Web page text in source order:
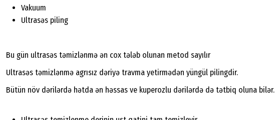
Vakuum
Ultrasəs piling
Bu gün ultrasəs təmizlənmə ən cox tələb olunan metod sayılır
Ultrasəs təmizlənmə agrısız dəriyə travma yetirmədən yüngül pilingdir.
Bütün növ dərilərdə hətda ən həssas ve kuperozlu dərilərdə də tətbiq oluna bilər.